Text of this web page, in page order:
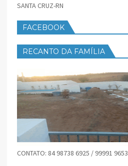
SANTA CRUZ-RN
FACEBOOK
RECANTO DA FAMÍLIA
CONTATO: 84 98738 6925 / 99991 9653